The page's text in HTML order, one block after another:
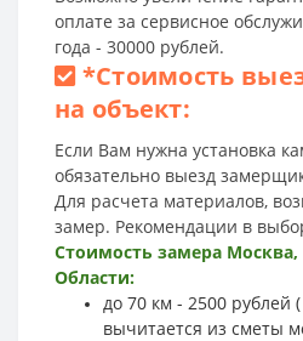
оплате за сервисное
года - 30000 рублей.
*Стоимость
на объект:
Если Вам нужна установка
обязательно выезд
Для расчета материалов,
замер. Рекомендации в
Стоимость замера
Области:
до 70 км - 2500 рублей
вычитается из сметы